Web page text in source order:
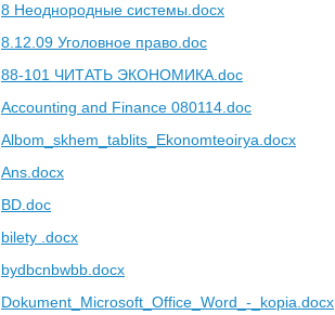
8 Неоднородные системы.docx
8.12.09 Уголовное право.doc
88-101 ЧИТАТЬ ЭКОНОМИКА.doc
Accounting and Finance 080114.doc
Albom_skhem_tablits_Ekonomteoirya.docx
Ans.docx
BD.doc
bilety .docx
bydbcnbwbb.docx
Dokument_Microsoft_Office_Word_-_kopia.docx